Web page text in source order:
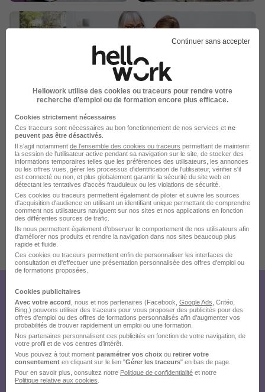
5 de plus
Les Cinq Chemins
56520 Guidel
Localiser le poste
Publiée le 13/07/2026 - Réf : AROXMQATVOZAPY736
Créez votre compte Hellowork et
envoyez votre candidature !
Continuer sans accepter
Hellowork utilise des cookies ou traceurs pour rendre votre
recherche d’emploi ou de formation encore plus efficace.
Cookies strictement nécessaires
Ces traceurs sont nécessaires au bon fonctionnement de nos services et ne
peuvent pas être désactivés
Il s'agit notamment de l'ensemble des cookies ou traceurs permettant de maintenir
la session de l'utilisateur active pendant sa navigation sur le site, de stocker des
informations temporaires telles que les préférences des utilisateurs, les annonces
ou les offres vues, gérer les processus d'identification de l'utilisateur, vérifier s'il
est connecté ou non, et plus globalement garantir la sécurité du site web en
détectant les tentatives d'accès frauduleux ou les violations de sécurité.
Ces cookies ou traceurs permettent également de piloter et suivre les sources
d'acquisition d'audience en utilisant un identifiant unique permettant de comprendre
comment nos utilisateurs naviguent sur nos sites et nos applications en fonction
des différentes sources de trafic.
Ils nous permettent également d’observer le comportement de nos utilisateurs afin
d'améliorer nos produits et rendre la navigation dans nos sites beaucoup plus
rapide et fluide.
Ces cookies ou traceurs permettent enfin de personnaliser les interfaces de
consultation et d'effectuer une présentation personnalisée des offres d'emploi ou
de formations proposées.
Cookies publicitaires
Avec votre accord , nous et nos partenaires (Facebook, Google Ads , Critéo,
Bing,) pouvons utiliser des traceurs pour vous proposer des publicités pour des
offres d’emploi ou des offres de formations personnalisés afin d’augmenter vos
probabilités de trouver rapidement un emploi ou une formation.
Nos partenaires personnalisent ces publicités en fonction de votre navigation, de
votre profil et de vos centres d’intérêt.
Vous pouvez à tout moment paramétrer vos choix ou retirer votre
consentement en cliquant sur le lien "Gérer les traceurs" en bas de page.
Pour en savoir plus, consultez notre Politique de confidentialité et notre
Politique relative aux cookies